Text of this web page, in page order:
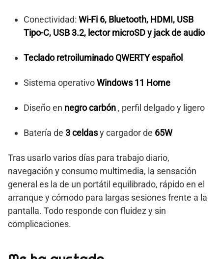
Conectividad: Wi-Fi 6, Bluetooth, HDMI, USB
Tipo-C, USB 3.2, lector microSD y jack de audio
Teclado retroiluminado QWERTY español
Sistema operativoWindows 11 Home
Diseño en negro carbón , perfil delgado y ligero
Batería de 3 celdasy cargador de 65W
Tras usarlo varios días para trabajo diario,
navegación y consumo multimedia, la sensación
general es la de un portátil equilibrado, rápido en el
arranque y cómodo para largas sesiones frente a la
pantalla. Todo responde con fluidez y sin
complicaciones.